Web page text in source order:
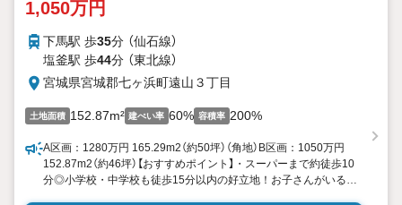
1,050万円
下馬駅 歩35分 （仙石線）
塩釜駅 歩44分 （東北線）
宮城県宮城郡七ヶ浜町遠山３丁目
土地面積 152.87m² 建ぺい率 60% 容積率 200%
A区画：1280万円 165.29m2（約50坪）（角地）B区画：1050万円
152.87m2（約46坪）【おすすめポイント】・スーパーまで約徒歩10
分◎小学校・中学校も徒歩15分以内の好立地！お子さんがいる家